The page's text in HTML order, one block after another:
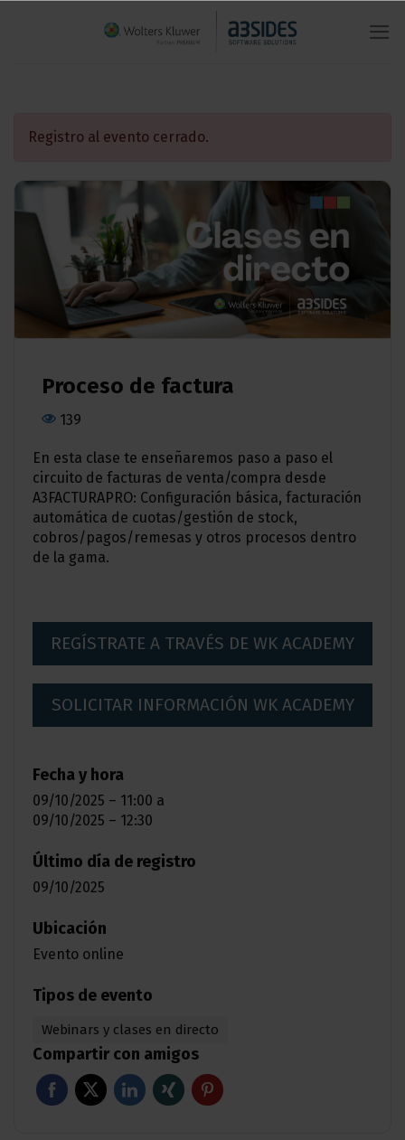
Registro al evento cerrado.
Proceso de factura
139
En esta clase te enseñaremos paso a paso el
circuito de facturas de venta/compra desde
A3FACTURAPRO: Configuración básica, facturación
automática de cuotas/gestión de stock,
cobros/pagos/remesas y otros procesos dentro
de la gama.
REGÍSTRATE A TRAVÉS DE WK ACADEMY
SOLICITAR INFORMACIÓN WK ACADEMY
Fecha y hora
09/10/2025 – 11:00 a
09/10/2025 – 12:30
Último día de registro
09/10/2025
Ubicación
Evento online
Tipos de evento
Webinars y clases en directo
Compartir con amigos